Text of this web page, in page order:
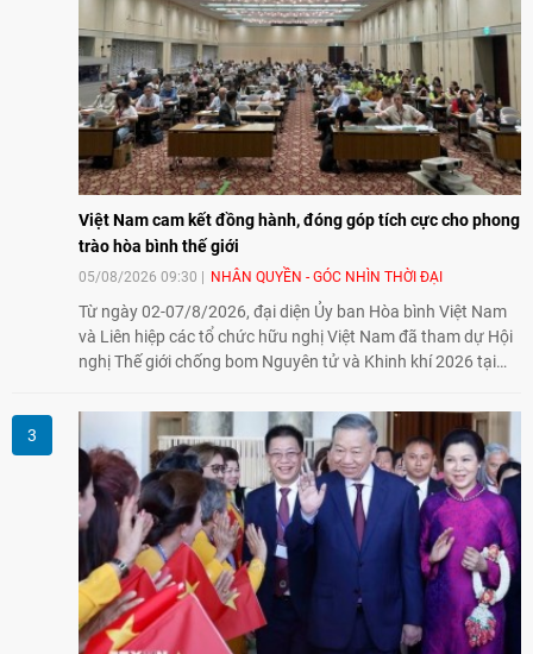
Việt Nam cam kết đồng hành, đóng góp tích cực cho phong
trào hòa bình thế giới
05/08/2026 09:30 NHÂN QUYỀN - GÓC NHÌN THỜI ĐẠI
Từ ngày 02-07/8/2026, đại diện Ủy ban Hòa bình Việt Nam
và Liên hiệp các tổ chức hữu nghị Việt Nam đã tham dự Hội
nghị Thế giới chống bom Nguyên tử và Khinh khí 2026 tại
đồng hành cùng với phong trào hoà bình của nhân dân
Nhật Bản và thế giới ủng hộ giải trừ vũ khí hạt nhân của Việt
Nam.